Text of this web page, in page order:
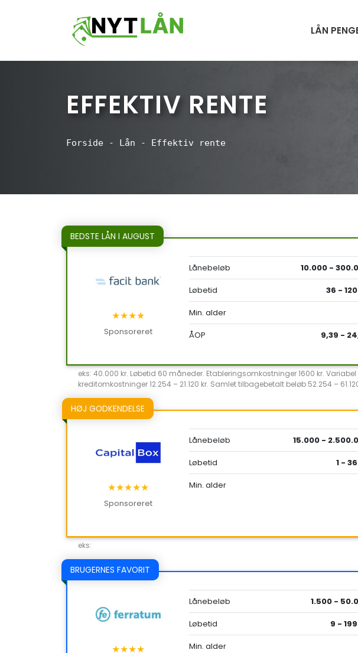
LÅN
EFFEKTIV RENTE
Forside - Lån - Effektiv rente
BEDSTE LÅN I AUGUST
★★★★
Sponsoreret
Lånebeløb
10.000 -
Løbetid
36 -
Min. alder
ÅOP
9,39 -
eks: 40.000 kr. Løbetid 60 måneder. Etableringsomkostninger 1600 kr. Variabel
kreditomkostninger 12.254 – 21.120 kr. Samlet tilbagebetalt beløb 52.254 –
HØJ GODKENDELSE
★★★★★
Sponsoreret
Lånebeløb
15.000 -
Løbetid
1 -
Min. alder
eks:
BRUGERNES FAVORIT
★★★★
Lånebeløb
1.500 -
Løbetid
9 -
Min. alder